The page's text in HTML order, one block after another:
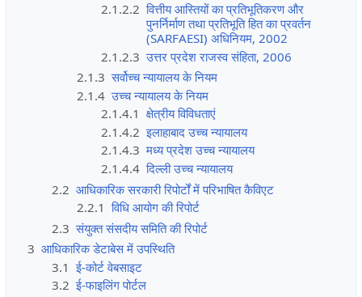
2.1.2.2 वित्तीय आस्तियों का प्रतिभूतिकरण और
पुनर्निर्माण तथा प्रतिभूति हित का प्रवर्तन
(SARFAESI) अधिनियम, 2002
2.1.2.3 उत्तर प्रदेश राजस्व संहिता, 2006
2.1.3 सर्वोच्च न्यायालय के नियम
2.1.4 उच्च न्यायालय के नियम
2.1.4.1 क्षेत्रीय विविधताएं
2.1.4.2 इलाहाबाद उच्च न्यायालय
2.1.4.3 मध्य प्रदेश उच्च न्यायालय
2.1.4.4 दिल्ली उच्च न्यायालय
2.2 आधिकारिक सरकारी रिपोर्टों में परिभाषित कैविएट
2.2.1 विधि आयोग की रिपोर्ट
2.3 संयुक्त संसदीय समिति की रिपोर्ट
3 आधिकारिक डेटाबेस में उपस्थिति
3.1 ई-कोर्ट वेबसाइट
3.2 ई-फाइलिंग पोर्टल